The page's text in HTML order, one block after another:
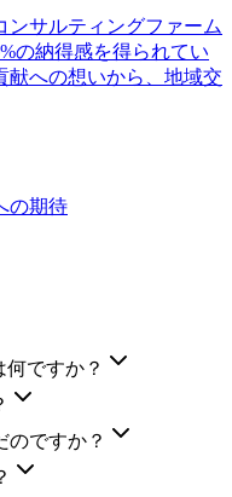
ンサルティングファーム
の納得感を得られてい
献への想いから、地域交
の期待
ですか？
のですか？